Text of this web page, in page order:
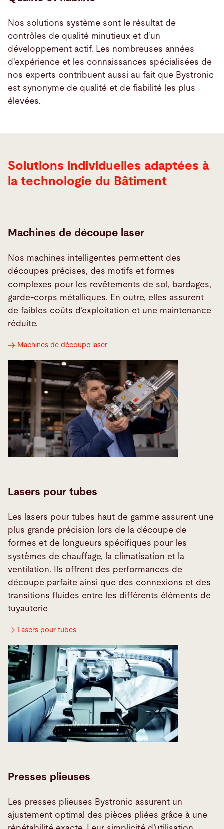
Nos solutions système sont le résultat de
contrôles de qualité minutieux et d’un
développement actif. Les nombreuses années
d'expérience et les connaissances spécialisées de
nos experts contribuent aussi au fait que Bystronic
est synonyme de qualité et de fiabilité les plus
élevées.
Solutions individuelles adaptées à
la technologie du Bâtiment
Machines de découpe laser
Nos machines intelligentes permettent des
découpes précises, des motifs et formes
complexes pour les revêtements de sol, bardages,
garde-corps métalliques. En outre, elles assurent
de faibles coûts d’exploitation et une maintenance
réduite.
Machines de découpe laser
Lasers pour tubes
Les lasers pour tubes haut de gamme assurent une
plus grande précision lors de la découpe de
formes et de longueurs spécifiques pour les
systèmes de chauffage, la climatisation et la
ventilation. Ils offrent des performances de
découpe parfaite ainsi que des connexions et des
transitions fluides entre les différents éléments de
tuyauterie
Lasers pour tubes
Presses plieuses
Les presses plieuses Bystronic assurent un
ajustement optimal des pièces pliées grâce à une